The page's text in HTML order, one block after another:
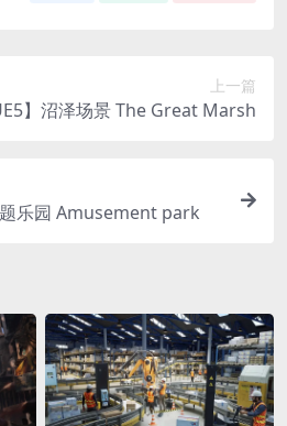
上一篇
】沼泽场景 The Great Marsh
乐园 Amusement park